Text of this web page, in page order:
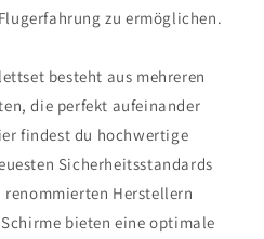
zu ermöglichen.
besteht aus mehreren
die perfekt aufeinander
findest du hochwertige
Sicherheitsstandards
renommierten Herstellern
bieten eine optimale